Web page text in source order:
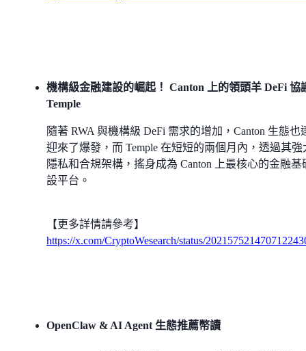
機構級金融建設的崛起！ Canton 上的領頭羊 DeFi 協
Temple
隨著 RWA 與機構級 DeFi 需求的增加，Canton 生態也
迎來了爆發，而 Temple 在短短的兩個月內，透過其強
隱私和合規架構，搖身成為 Canton 上最核心的金融基
設平台。
【更多詳情請參考】
https://x.com/CryptoWesearch/status/
OpenClaw & AI Agent 生態推薦幣讀